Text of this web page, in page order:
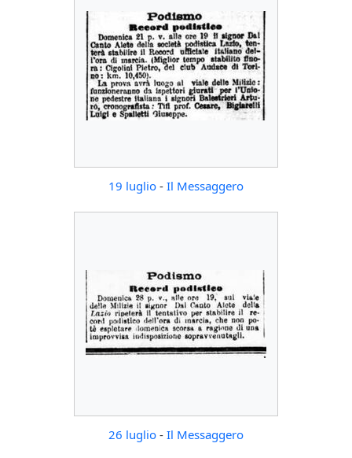
19 luglio - Il Messaggero
26 luglio - Il Messaggero